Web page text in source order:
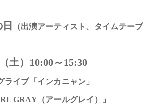
（出演アーティスト、タイムテーブ
土）10:00～15:30
イブ「インカニャン」
GRAY（アールグレイ）」